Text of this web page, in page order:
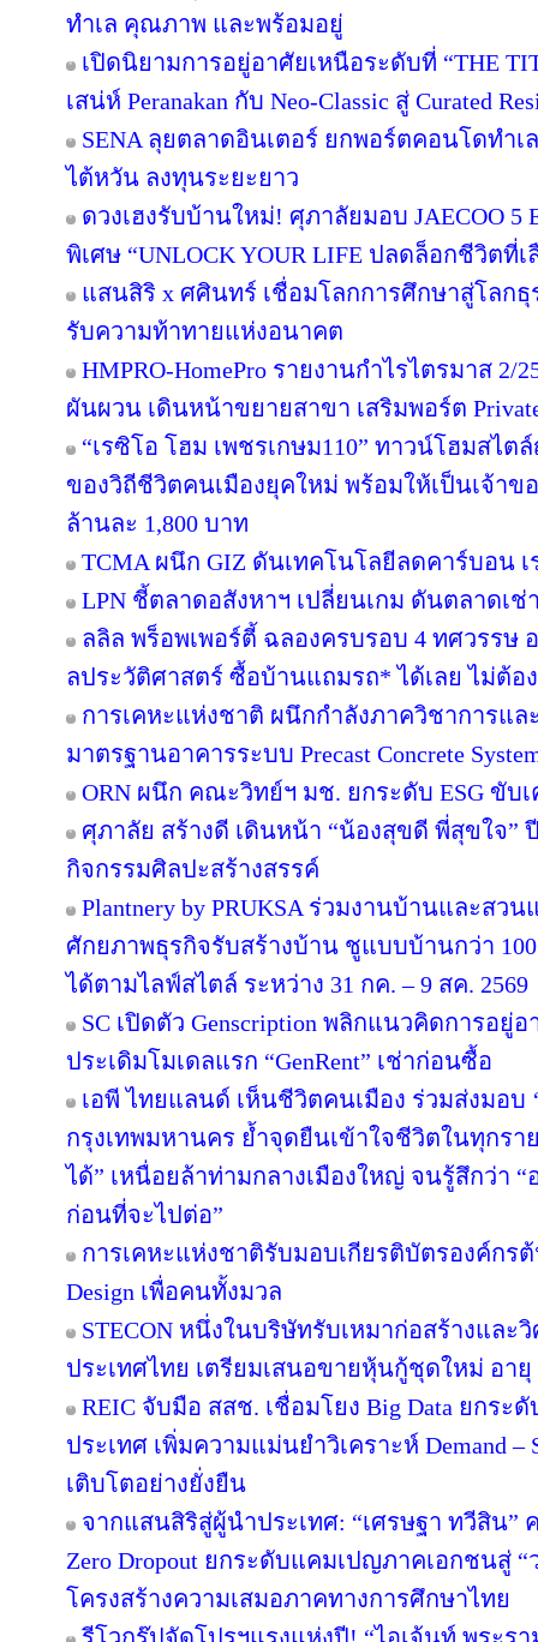
ทำเล คุณภาพ และพร้อมอยู่
เปิดนิยามการอยู่อาศัยเหนือระดับที่ “THE
เสน่ห์ Peranakan กับ Neo-Classic สู่ Curated
SENA ลุยตลาดอินเตอร์ ยกพอร์ตคอนโดทำเ
ไต้หวัน ลงทุนระยะยาว
ดวงเฮงรับบ้านใหม่! ศุภาลัยมอบ JAECOO
พิเศษ “UNLOCK YOUR LIFE ปลดล็อกชีวิตที่เ
แสนสิริ x ศศินทร์ เชื่อมโลกการศึกษาสู่โลกธุ
รับความท้าทายแห่งอนาคต
HMPRO-HomePro รายงานกำไรไตรมาส 2/
ผันผวน เดินหน้าขยายสาขา เสริมพอร์ต
“เรซิโอ โฮม เพชรเกษม110” ทาวน์โฮมสไ
ของวิถีชีวิตคนเมืองยุคใหม่ พร้อมให้เป็นเจ้าข
ล้านละ 1,800 บาท
TCMA ผนึก GIZ ดันเทคโนโลยีลดคาร์บอน เ
LPN ชี้ตลาดอสังหาฯ เปลี่ยนเกม ดันตลาดเ
ลลิล พร็อพเพอร์ตี้ ฉลองครบรอบ 4 ทศวรรษ
ลประวัติศาสตร์ ซื้อบ้านแถมรถ* ได้เลย ไม่ต้อ
การเคหะแห่งชาติ ผนึกกำลังภาควิชาการแ
มาตรฐานอาคารระบบ Precast Concrete
ORN ผนึก คณะวิทย์ฯ มช. ยกระดับ ESG ขับ
ศุภาลัย สร้างดี เดินหน้า “น้องสุขดี พี่สุขใจ”
กิจกรรมศิลปะสร้างสรรค์
Plantnery by PRUKSA ร่วมงานบ้านและสวน
ศักยภาพธุรกิจรับสร้างบ้าน ชูแบบบ้านกว่า
ได้ตามไลฟ์สไตล์ ระหว่าง 31 กค. – 9 สค. 2569
SC เปิดตัว Genscription พลิกแนวคิดการอ
ประเดิมโมเดลแรก “GenRent” เช่าก่อนซื้อ
เอพี ไทยแลนด์ เห็นชีวิตคนเมือง ร่วมส่งมอบ
กรุงเทพมหานคร ย้ำจุดยืนเข้าใจชีวิตในทุกรา
ได้” เหนื่อยล้าท่ามกลางเมืองใหญ่ จนรู้สึกว่า
ก่อนที่จะไปต่อ”
การเคหะแห่งชาติรับมอบเกียรติบัตรองค์กร
Design เพื่อคนทั้งมวล
STECON หนึ่งในบริษัทรับเหมาก่อสร้างแล
ประเทศไทย เตรียมเสนอขายหุ้นกู้ชุดใหม่ อา
REIC จับมือ สสช. เชื่อมโยง Big Data ยกร
ประเทศ เพิ่มความแม่นยำวิเคราะห์ Demand
เติบโตอย่างยั่งยืน
จากแสนสิริสู่ผู้นำประเทศ: “เศรษฐา ทวีสิน”
Zero Dropout ยกระดับแคมเปญภาคเอกชนสู่
โครงสร้างความเสมอภาคทางการศึกษาไทย